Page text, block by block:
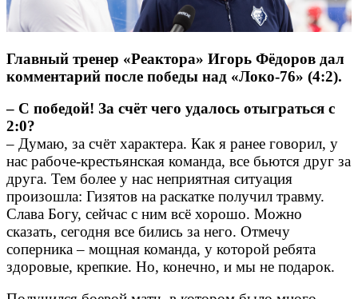
Главный тренер «Реактора» Игорь Фёдоров дал
комментарий после победы над «Локо-76» (4:2).
– С победой! За счёт чего удалось отыграться с
2:0?
– Думаю, за счёт характера. Как я ранее говорил, у
нас рабоче-крестьянская команда, все бьются друг за
друга. Тем более у нас неприятная ситуация
произошла: Гизятов на раскатке получил травму.
Слава Богу, сейчас с ним всё хорошо. Можно
сказать, сегодня все бились за него. Отмечу
соперника – мощная команда, у которой ребята
здоровые, крепкие. Но, конечно, и мы не подарок.